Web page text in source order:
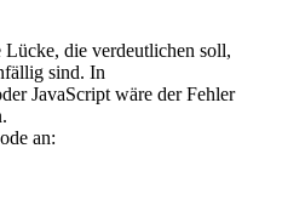
die verdeutlichen soll,
sind. In
JavaScript wäre der Fehler
an: